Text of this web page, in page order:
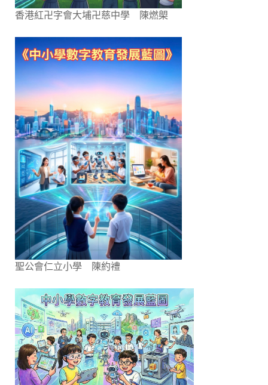
香港紅卍字會大埔卍慈中學 陳燃㮾
聖公會仁立小學 陳約禮